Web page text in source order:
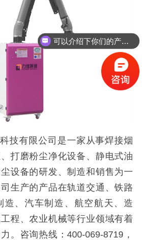
技有限公司是一家从事焊接烟
打磨粉尘净化设备、静电式油
设备的研发、制造和销售为一
生产的产品在轨道交通、铁路
造、汽车制造、航空航天、造
程、农业机械等行业领域有着
。咨询热线：400-069-8719，
可以介绍下你们的产品么？